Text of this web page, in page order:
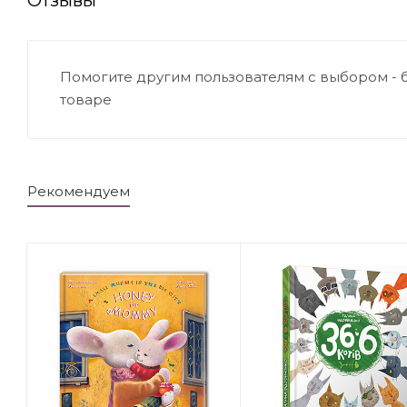
Помогите другим пользователям с выбором -
товаре
Рекомендуем